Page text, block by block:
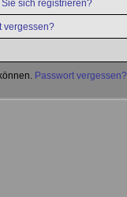
Sie sich registrieren?
vergessen?
Passwort vergessen?